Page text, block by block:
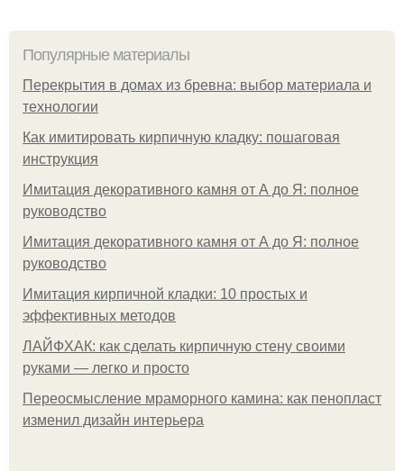
Популярные материалы
Перекрытия в домах из бревна: выбор материала и
технологии
Как имитировать кирпичную кладку: пошаговая
инструкция
Имитация декоративного камня от А до Я: полное
руководство
Имитация декоративного камня от А до Я: полное
руководство
Имитация кирпичной кладки: 10 простых и
эффективных методов
ЛАЙФХАК: как сделать кирпичную стену своими
руками — легко и просто
Переосмысление мраморного камина: как пенопласт
изменил дизайн интерьера